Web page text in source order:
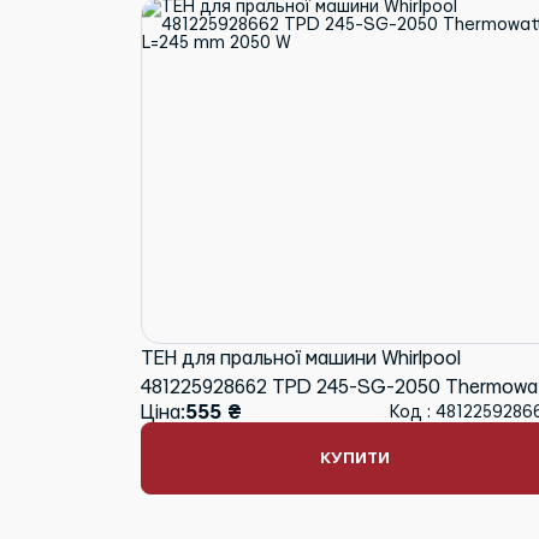
ТЕН для пральної машини Whirlpool
481225928662 TPD 245-SG-2050
L=245 mm 2050 W
Ціна:555 ₴ Код :
КУПИТИ